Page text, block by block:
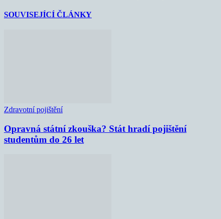
SOUVISEJÍCÍ ČLÁNKY
Zdravotní pojištění
Opravná státní zkouška? Stát hradí pojištění
studentům do 26 let